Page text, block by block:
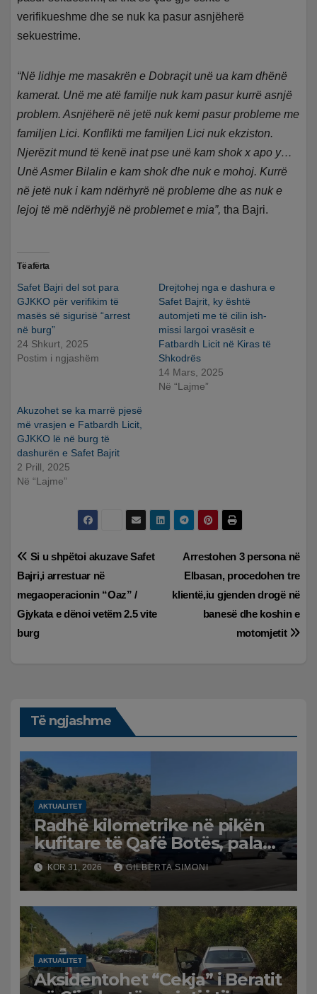
verifikueshme dhe se nuk ka pasur asnjëherë
sekuestrime.
“Në lidhje me masakrën e Dobraçit unë ua kam dhënë
kamerat. Unë me atë familje nuk kam pasur kurrë asnjë
problem. Asnjëherë në jetë nuk kemi pasur probleme me
familjen Lici.Konflikti me familjen Lici nuk ekziston.
Njerëzit mund të kenë inat pse unë kam shok x apo y…
Unë Asmer Bilalin e kam shok dhe nuk e mohoj. Kurrë
në jetë nuk i kam ndërhyrë në probleme dhe as nuk e
lejoj të më ndërhyjë në problemet e mia”, tha Bajri.
Të afërta
Safet Bajri del sot para
GJKKO për verifikim të
masës së sigurisë “arrest
në burg”
24 Shkurt, 2025
Postim i ngjashëm
Drejtohej nga e dashura e
Safet Bajrit, ky është
automjeti me të cilin ish-
missi largoi vrasësit e
Fatbardh Licit në Kiras të
Shkodrës
14 Mars, 2025
Në “Lajme”
Akuzohet se ka marrë pjesë
më vrasjen e Fatbardh Licit,
GJKKO lë në burg të
dashurën e Safet Bajrit
2 Prill, 2025
Në “Lajme”
Lëvizje
te
postimet
Arrestohen 3 persona në
Elbasan, procedohen tre
klientë,iu gjenden drogë në
banesë dhe koshin e
motomjetit
Si u shpëtoi akuzave Safet
Bajri,i arrestuar në
megaoperacionin “Oaz” /
Gjykata e dënoi vetëm 2.5 vite
burg
Të ngjashme
AKTUALITET
Radhë kilometrike në pikën
kufitare të Qafë Botës, pala
greke raporton defekt në
sistem, qytetarët mbeten të
bllokuar
KOR 31, 2026 GILBERTA SIMONI
AKTUALITET
Aksidentohet “Cekja” i Beratit